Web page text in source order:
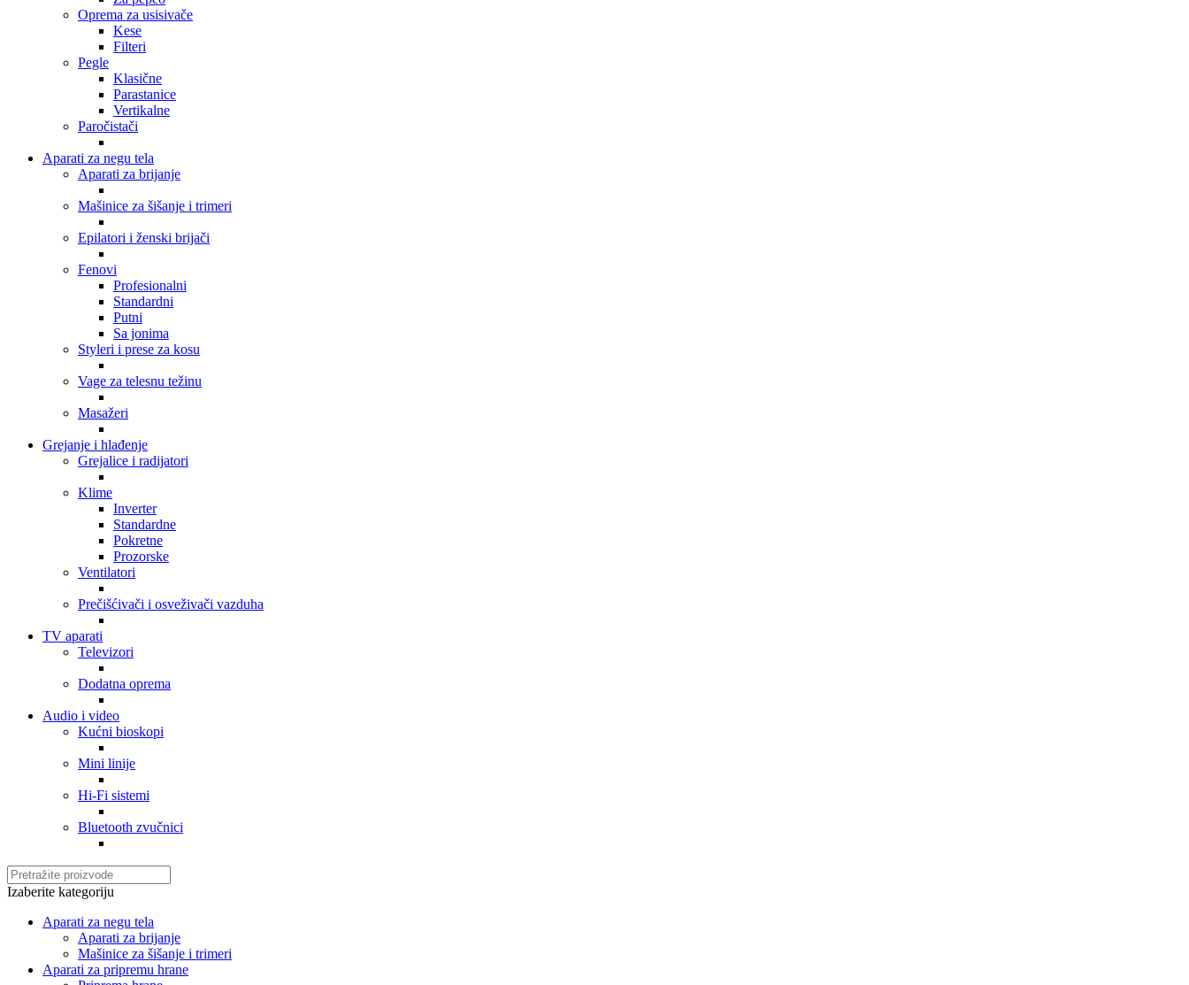
Oprema za usisivače
Kese
Filteri
Pegle
Klasične
Parastanice
Vertikalne
Paročistači
Aparati za negu tela
Aparati za brijanje
Mašinice za šišanje i trimeri
Epilatori i ženski brijači
Fenovi
Profesionalni
Standardni
Putni
Sa jonima
Styleri i prese za kosu
Vage za telesnu težinu
Masažeri
Grejanje i hlađenje
Grejalice i radijatori
Klime
Inverter
Standardne
Pokretne
Prozorske
Ventilatori
Prečišćivači i osveživači vazduha
TV aparati
Televizori
Dodatna oprema
Audio i video
Kućni bioskopi
Mini linije
Hi-Fi sistemi
Bluetooth zvučnici
Izaberite kategoriju
Aparati za negu tela
Aparati za brijanje
Mašinice za šišanje i trimeri
Aparati za pripremu hrane